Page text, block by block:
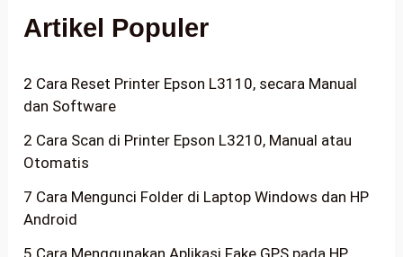
Artikel Populer
2 Cara Reset Printer Epson L3110, secara Manual
dan Software
2 Cara Scan di Printer Epson L3210, Manual atau
Otomatis
7 Cara Mengunci Folder di Laptop Windows dan HP
Android
5 Cara Menggunakan Aplikasi Fake GPS pada HP